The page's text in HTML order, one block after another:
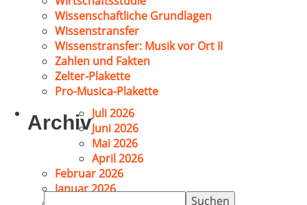
Wissenschaftliche Grundlagen
Wissenstransfer
Wissenstransfer: Musik vor Ort II
Zahlen und Fakten
Zelter-Plakette
Pro-Musica-Plakette
ArchivJuli 2026
Juni 2026
Mai 2026
April 2026
Februar 2026
Januar 2026